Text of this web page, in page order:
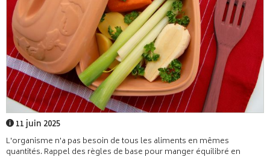
11 juin 2025
L'organisme n'a pas besoin de tous les aliments en mêmes
quantités. Rappel des règles de base pour manger équilibré en